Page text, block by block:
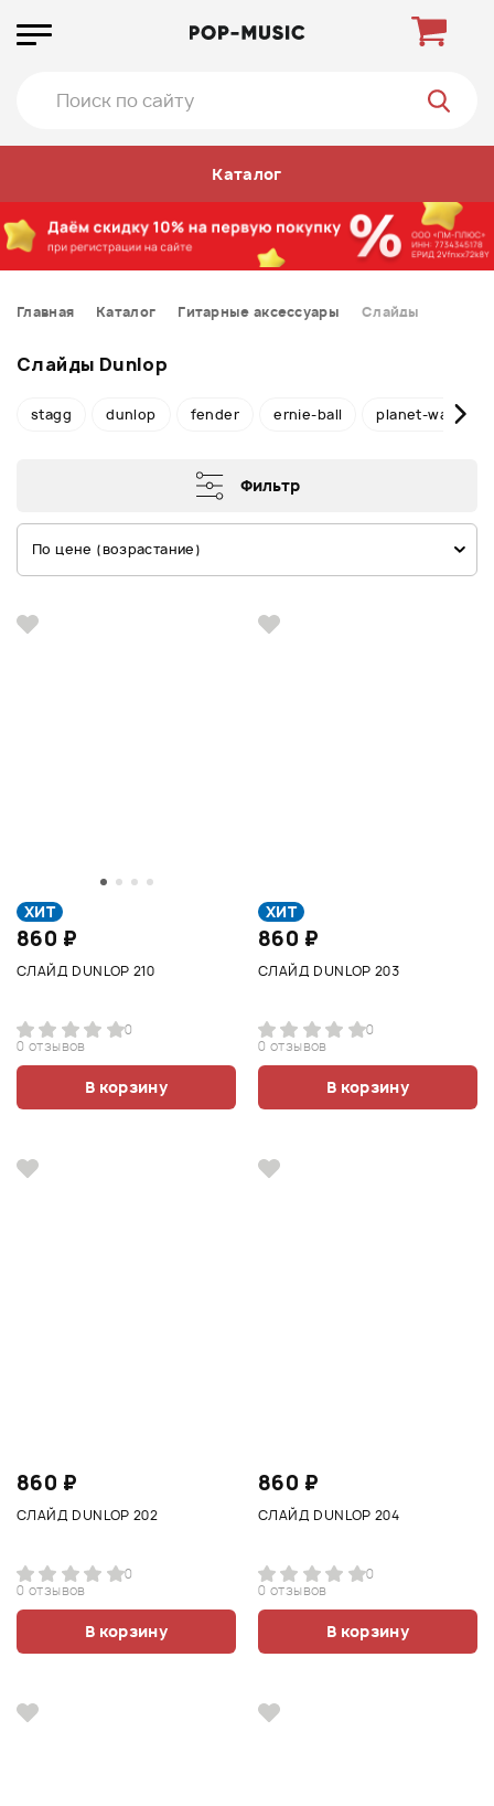
Каталог
Главная Каталог Гитарные аксессуары Слайды
Слайды Dunlop
stagg dunlop fender ernie-ball planet-waves
Фильтр
По цене (возрастание)
ХИТ
860 ₽
СЛАЙД DUNLOP 210
0
0 отзывов
В корзину
ХИТ
860 ₽
СЛАЙД DUNLOP 203
0
0 отзывов
В корзину
860 ₽
СЛАЙД DUNLOP 202
0
0 отзывов
В корзину
860 ₽
СЛАЙД DUNLOP 204
0
0 отзывов
В корзину